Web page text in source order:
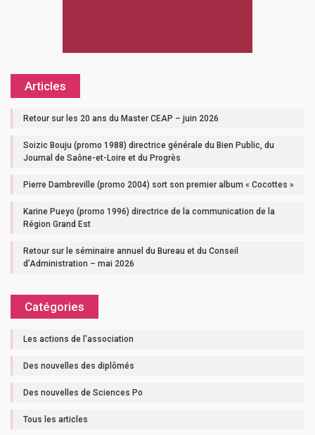
Articles
Retour sur les 20 ans du Master CEAP – juin 2026
Soizic Bouju (promo 1988) directrice générale du Bien Public, du
Journal de Saône-et-Loire et du Progrès
Pierre Dambreville (promo 2004) sort son premier album « Cocottes »
Karine Pueyo (promo 1996) directrice de la communication de la
Région Grand Est
Retour sur le séminaire annuel du Bureau et du Conseil
d’Administration – mai 2026
Catégories
Les actions de l'association
Des nouvelles des diplômés
Des nouvelles de Sciences Po
Tous les articles